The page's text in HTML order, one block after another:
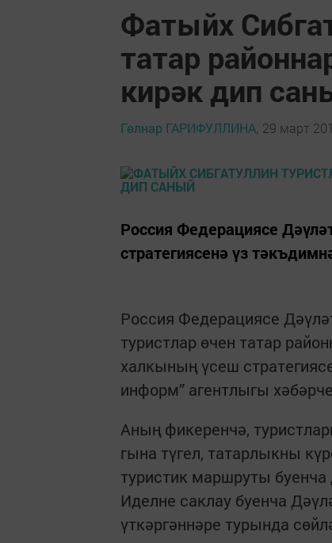
Фатыйх
татар
кирәк дип
Гөлнар ГАРИФУЛЛИНА, 29 март
Россия Федерациясе
стратегиясенә үз
Россия Федерациясе
туристлар өчен татар
халкының үсеш
информ” агентлыгы
Аның фикеренчә,
гына түгел, татарлыкны
туристик маршруты буенча
Иделне саклау буенча
үткәргәннәре турында